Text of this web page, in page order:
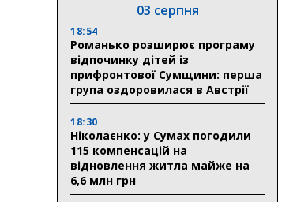
03 серпня
18:54
Романько розширює програму
відпочинку дітей із
прифронтової Сумщини: перша
група оздоровилася в Австрії
18:30
Ніколаєнко: у Сумах погодили
115 компенсацій на
відновлення житла майже на
6,6 млн грн